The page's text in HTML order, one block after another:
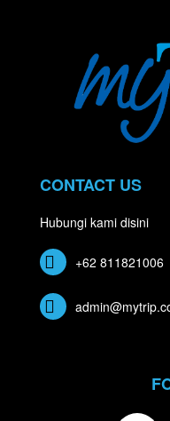
CONTACT US
Hubungi kami disini
+62 811821006